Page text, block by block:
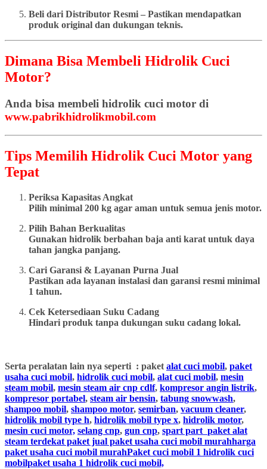
Beli dari Distributor Resmi – Pastikan mendapatkan
produk original dan dukungan teknis.
Dimana Bisa Membeli Hidrolik Cuci
Motor?
Anda bisa membeli hidrolik cuci motor di
www.pabrikhidrolikmobil.com
Tips Memilih Hidrolik Cuci Motor yang
Tepat
Periksa Kapasitas Angkat
Pilih minimal 200 kg agar aman untuk semua jenis motor.
Pilih Bahan Berkualitas
Gunakan hidrolik berbahan baja anti karat untuk daya
tahan jangka panjang.
Cari Garansi & Layanan Purna Jual
Pastikan ada layanan instalasi dan garansi resmi minimal
1 tahun.
Cek Ketersediaan Suku Cadang
Hindari produk tanpa dukungan suku cadang lokal.
Serta peralatan lain nya seperti : paket alat cuci mobil, paket
usaha cuci mobil, hidrolik cuci mobil, alat cuci mobil, mesin
steam mobil, mesin steam air cnp cdlf, kompresor angin listrik,
kompresor portabel, steam air bensin, tabung snowwash,
shampoo mobil, shampoo motor, semirban, vacuum cleaner,
hidrolik mobil type h, hidrolik mobil type x, hidrolik motor,
mesin cuci motor, selang cnp, gun cnp, spart part paket alat
steam terdekat paket jual paket usaha cuci mobil murahharga
paket usaha cuci mobil murahPaket cuci mobil 1 hidrolik cuci
mobilpaket usaha 1 hidrolik cuci mobil,